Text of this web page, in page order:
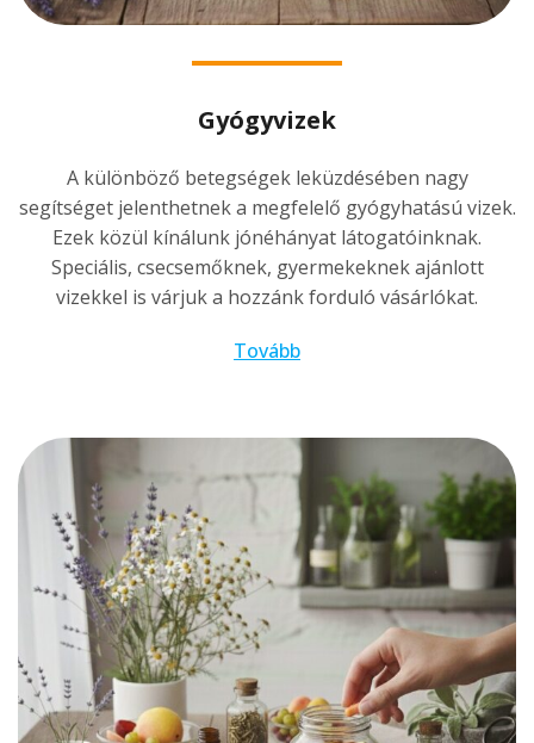
Gyógyvizek
A különböző betegségek leküzdésében nagy
segítséget jelenthetnek a megfelelő gyógyhatású vizek.
Ezek közül kínálunk jónéhányat látogatóinknak.
Speciális, csecsemőknek, gyermekeknek ajánlott
vizekkel is várjuk a hozzánk forduló vásárlókat.
Tovább